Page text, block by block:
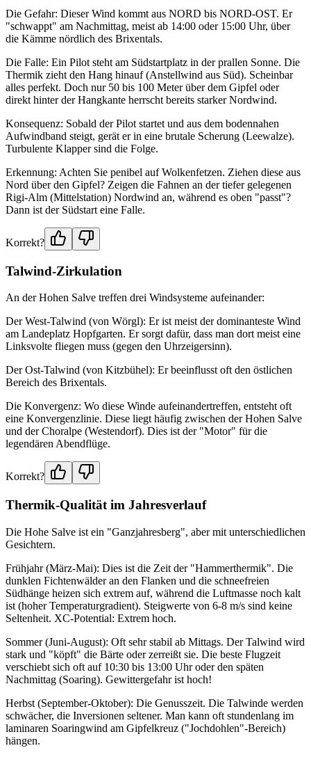
Die Gefahr: Dieser Wind kommt aus NORD bis NORD-OST. Er
"schwappt" am Nachmittag, meist ab 14:00 oder 15:00 Uhr, über
die Kämme nördlich des Brixentals.
Die Falle: Ein Pilot steht am Südstartplatz in der prallen Sonne. Die
Thermik zieht den Hang hinauf (Anstellwind aus Süd). Scheinbar
alles perfekt. Doch nur 50 bis 100 Meter über dem Gipfel oder
direkt hinter der Hangkante herrscht bereits starker Nordwind.
Konsequenz: Sobald der Pilot startet und aus dem bodennahen
Aufwindband steigt, gerät er in eine brutale Scherung (Leewalze).
Turbulente Klapper sind die Folge.
Erkennung: Achten Sie penibel auf Wolkenfetzen. Ziehen diese aus
Nord über den Gipfel? Zeigen die Fahnen an der tiefer gelegenen
Rigi-Alm (Mittelstation) Nordwind an, während es oben "passt"?
Dann ist der Südstart eine Falle.
Korrekt?
Talwind-Zirkulation
An der Hohen Salve treffen drei Windsysteme aufeinander:
Der West-Talwind (von Wörgl): Er ist meist der dominanteste Wind
am Landeplatz Hopfgarten. Er sorgt dafür, dass man dort meist eine
Linksvolte fliegen muss (gegen den Uhrzeigersinn).
Der Ost-Talwind (von Kitzbühel): Er beeinflusst oft den östlichen
Bereich des Brixentals.
Die Konvergenz: Wo diese Winde aufeinandertreffen, entsteht oft
eine Konvergenzlinie. Diese liegt häufig zwischen der Hohen Salve
und der Choralpe (Westendorf). Dies ist der "Motor" für die
legendären Abendflüge.
Korrekt?
Thermik-Qualität im Jahresverlauf
Die Hohe Salve ist ein "Ganzjahresberg", aber mit unterschiedlichen
Gesichtern.
Frühjahr (März-Mai): Dies ist die Zeit der "Hammerthermik". Die
dunklen Fichtenwälder an den Flanken und die schneefreien
Südhänge heizen sich extrem auf, während die Luftmasse noch kalt
ist (hoher Temperaturgradient). Steigwerte von 6-8 m/s sind keine
Seltenheit. XC-Potential: Extrem hoch.
Sommer (Juni-August): Oft sehr stabil ab Mittags. Der Talwind wird
stark und "köpft" die Bärte oder zerreißt sie. Die beste Flugzeit
verschiebt sich oft auf 10:30 bis 13:00 Uhr oder den späten
Nachmittag (Soaring). Gewittergefahr ist hoch!
Herbst (September-Oktober): Die Genusszeit. Die Talwinde werden
schwächer, die Inversionen seltener. Man kann oft stundenlang im
laminaren Soaringwind am Gipfelkreuz ("Jochdohlen"-Bereich)
hängen.